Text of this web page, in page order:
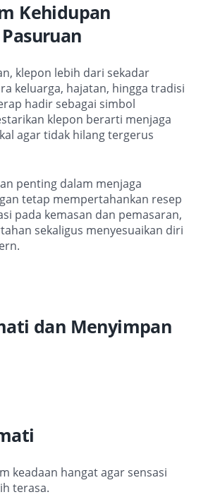
Kehidupan
klepon lebih dari sekadar
keluarga, hajatan, hingga tradisi
hadir sebagai simbol
klepon berarti menjaga
agar tidak hilang tergerus
penting dalam menjaga
tetap mempertahankan resep
pada kemasan dan pemasaran,
sekaligus menyesuaikan diri
dan Menyimpan
keadaan hangat agar sensasi
terasa.